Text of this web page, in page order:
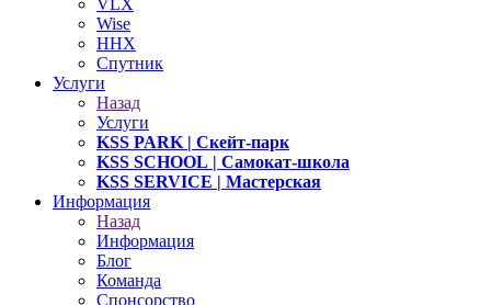
VLX
Wise
ННХ
Спутник
Услуги
Назад
Услуги
KSS PARK | Скейт-парк
KSS SCHOOL | Самокат-школа
KSS SERVICE | Мастерская
Информация
Назад
Информация
Блог
Команда
Спонсорство